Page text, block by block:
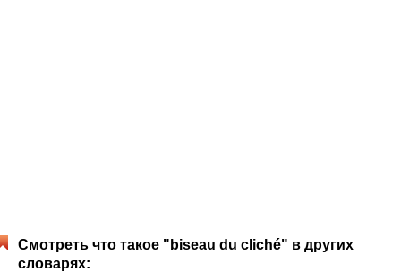
Смотреть что такое "biseau du cliché" в других
словарях: